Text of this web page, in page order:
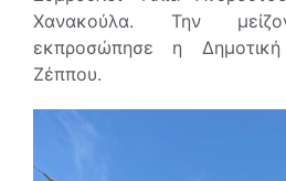
Χανακούλα. Την
εκπροσώπησε η
Ζέππου.